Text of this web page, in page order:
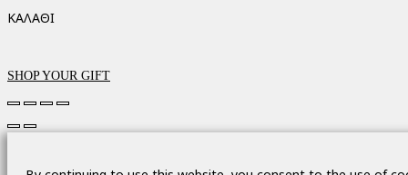
ΚΑΛΑΘΙ
SHOP YOUR GIFT